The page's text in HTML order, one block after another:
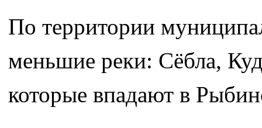
По территории
меньшие реки: Сёбла,
которые впадают в